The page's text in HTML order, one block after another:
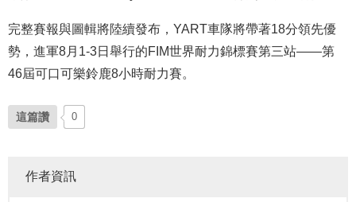
完整賽報與圖輯將陸續發布，YART車隊將帶著18分領先優
勢，進軍8月1-3日舉行的FIM世界耐力錦標賽第三站——第
46屆可口可樂鈴鹿8小時耐力賽。
這篇讚 0
作者資訊